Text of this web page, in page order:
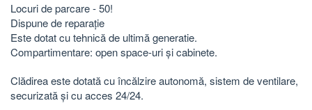
Locuri de parcare - 50!
Dispune de reparație
Este dotat cu tehnică de ultimă generatie.
Compartimentare: open space-uri și cabinete.
Clădirea este dotată cu încălzire autonomă, sistem de ventilare,
securizată și cu acces 24/24.